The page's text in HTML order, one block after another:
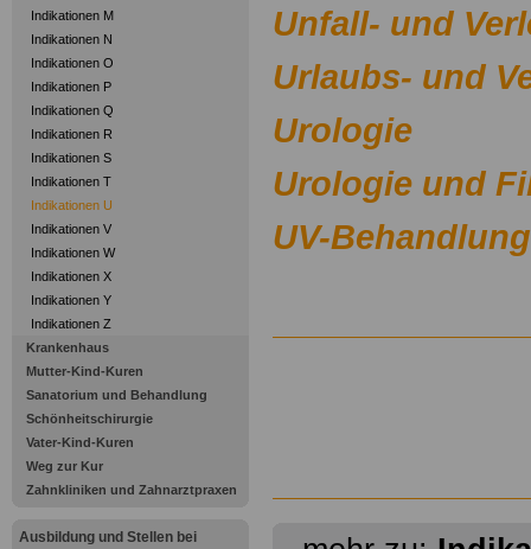
Indikationen M
Indikationen N
Indikationen O
Indikationen P
Indikationen Q
Indikationen R
Indikationen S
Indikationen T
Indikationen U
Indikationen V
Indikationen W
Indikationen X
Indikationen Y
Indikationen Z
Krankenhaus
Mutter-Kind-Kuren
Sanatorium und Behandlung
Schönheitschirurgie
Vater-Kind-Kuren
Weg zur Kur
Zahnkliniken und Zahnarztpraxen
Ausbildung und Stellen bei
Unfall- und
Urlaubs- und
Urologie
Urologie und
UV-